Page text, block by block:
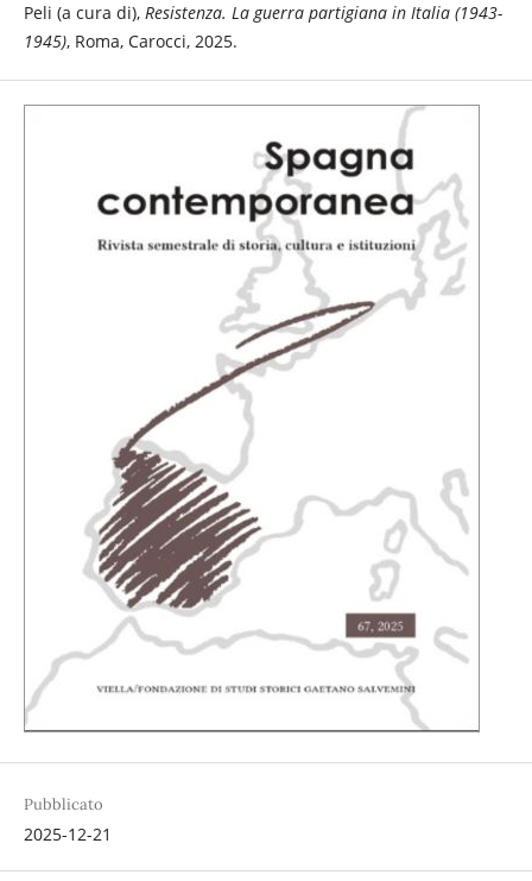
Peli (a cura di), Resistenza. La guerra partigiana in Italia (1943-
1945), Roma, Carocci, 2025.
Pubblicato
2025-12-21